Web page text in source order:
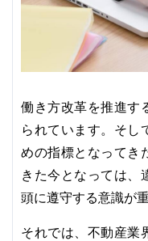
働き方改革を推進す
られています。そし
めの指標となってき
きた今となっては、
頭に遵守する意識が重
それでは、不動産業